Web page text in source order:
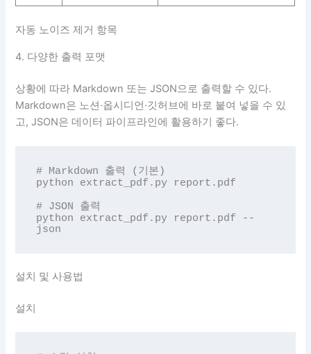
자동 노이즈 제거 항목
4. 다양한 출력 포맷
상황에 따라 Markdown 또는 JSON으로 출력할 수 있다.
Markdown은 노션·옵시디언·깃허브에 바로 붙여 넣을 수 있
고, JSON은 데이터 파이프라인에 활용하기 좋다.
# Markdown 출력 (기본)
python extract_pdf.py report.pdf
# JSON 출력
python extract_pdf.py report.pdf --
json
설치 및 사용법
설치